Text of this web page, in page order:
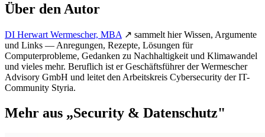
Über den Autor
DI Herwart Wermescher, MBA ↗ sammelt hier Wissen, Argumente
und Links — Anregungen, Rezepte, Lösungen für
Computerprobleme, Gedanken zu Nachhaltigkeit und Klimawandel
und vieles mehr. Beruflich ist er Geschäftsführer der Wermescher
Advisory GmbH und leitet den Arbeitskreis Cybersecurity der IT-
Community Styria.
Mehr aus „Security & Datenschutz"